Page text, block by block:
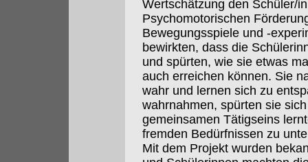
Wertschätzung den Schüler/
Psychomotorischen
Bewegungsspiele und -
bewirkten, dass die
und spürten, wie sie etwas
auch erreichen können. Sie
wahr und lernen sich zu
wahrnahmen, spürten sie
gemeinsamen Tätigseins
fremden Bedürfnissen zu
Mit dem Projekt wurden